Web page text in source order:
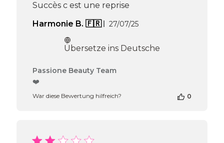
Succès c est une reprise
Harmonie B. 🇫🇷
Veröffentlichungsdatum
27/07/25
Übersetze ins Deutsche
Kommentare
Inhabers
Passione Beauty Team
❤️
War diese Bewertung hilfreich? 0